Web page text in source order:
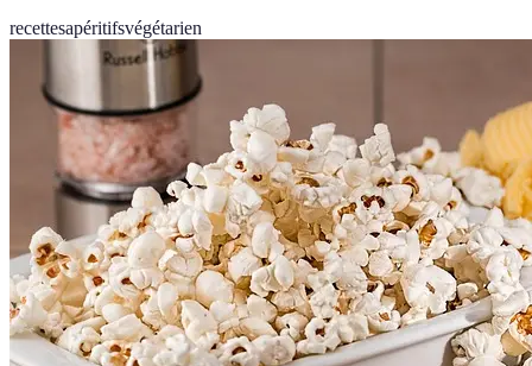
recettesapéritifsvégétarien